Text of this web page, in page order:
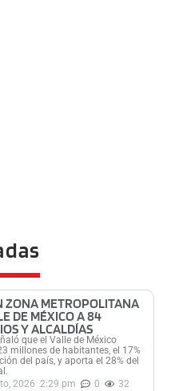
ZONA METROPOLITANA
DE MÉXICO A 84
Y ALCALDÍAS
que el Valle de México
millones de habitantes, el 17%
del país, y aporta el 28% del
2026 2:29 pm 0 32